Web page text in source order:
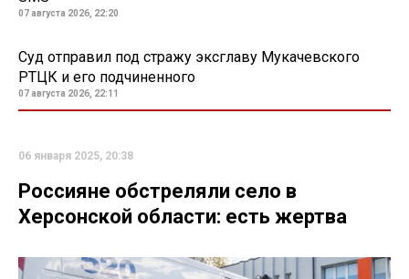
07 августа 2026, 22:20
Суд отправил под стражу эксглаву Мукачевского
РТЦК и его подчиненного
07 августа 2026, 22:11
06 января 2025, 20:38
Россияне обстреляли село в
Херсонской области: есть жертва